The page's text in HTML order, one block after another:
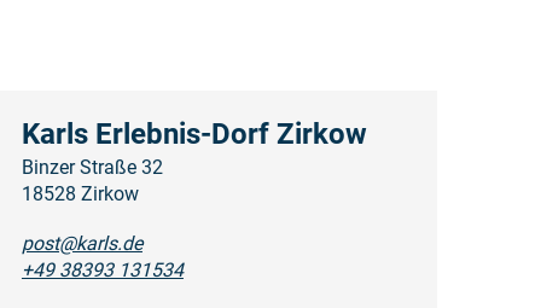
Karls Erlebnis-Dorf Zirkow
Binzer Straße 32
18528 Zirkow
post@karls.de
+49 38393 131534